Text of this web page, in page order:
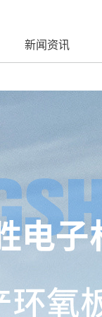
新闻资讯